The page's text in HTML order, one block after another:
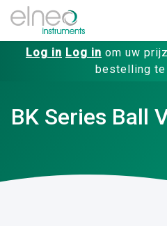
Log in Log in om uw
bestelling te
BK Series Ball